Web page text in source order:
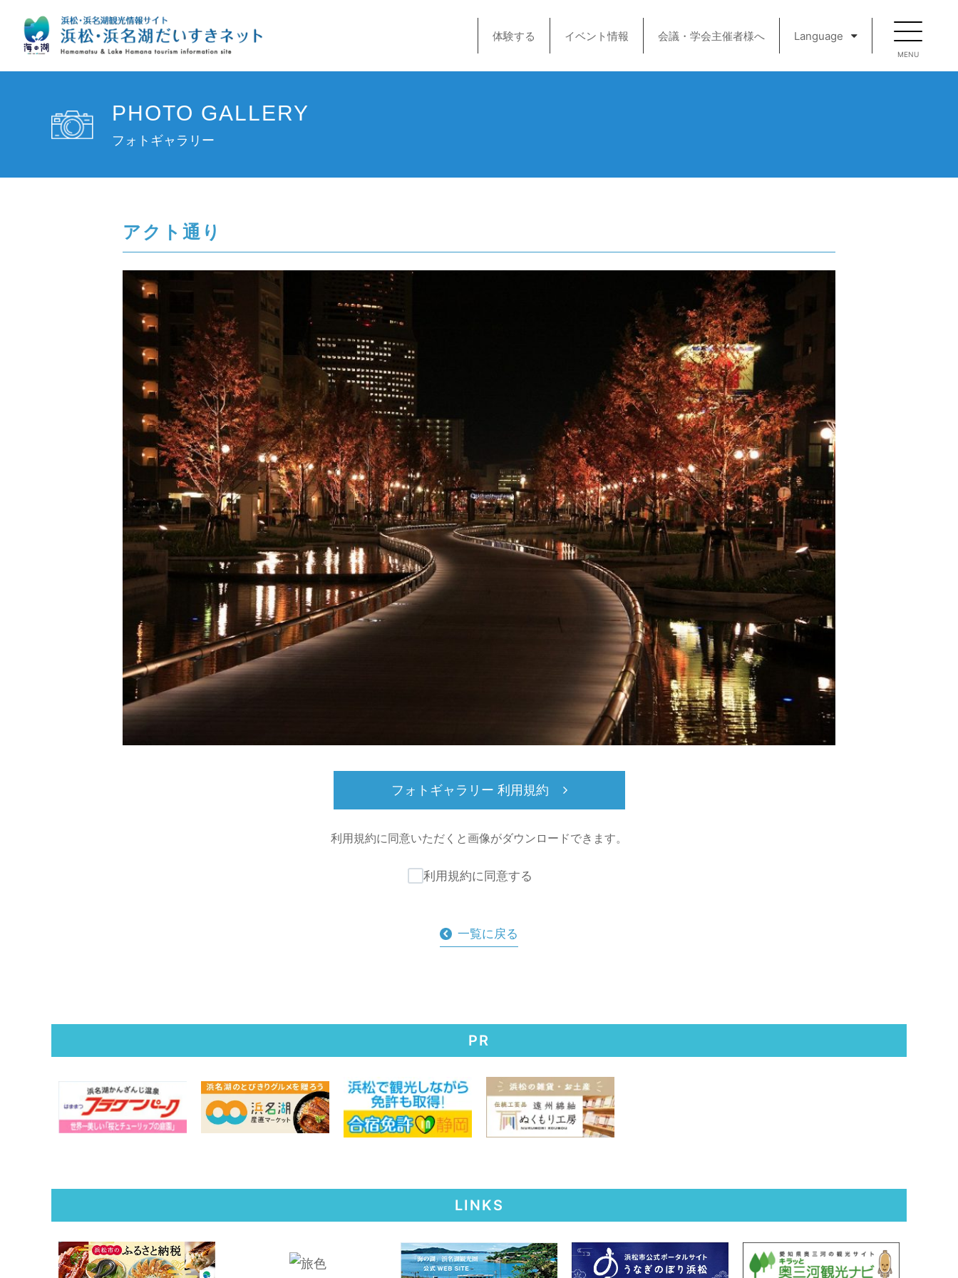
体験する イベント情報 会議・学会主催者様へ Language
PHOTO GALLERY
フォトギャラリー
アクト通り
フォトギャラリー 利用規約
利用規約に同意いただくと画像がダウンロードできます。
利用規約に同意する
一覧に戻る
PR
LINKS